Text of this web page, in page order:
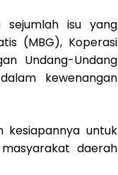
sejumlah isu yang
(MBG), Koperasi
Undang-Undang
kewenangan
kesiapannya untuk
daerah